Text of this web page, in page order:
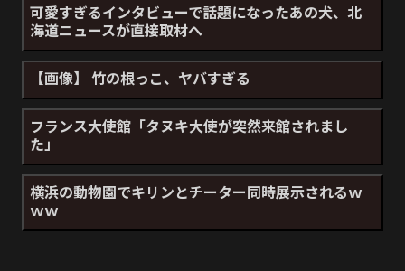
可愛すぎるインタビューで話題になったあの犬、北
海道ニュースが直接取材へ
【画像】 竹の根っこ、ヤバすぎる
フランス大使館「タヌキ大使が突然来館されまし
た」
横浜の動物園でキリンとチーター同時展示されるｗ
ｗｗ